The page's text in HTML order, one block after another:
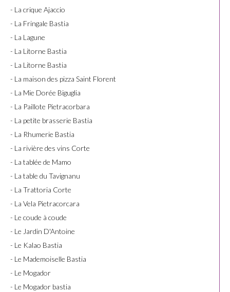
- La crique Ajaccio
- La Fringale Bastia
- La Lagune
- La Litorne Bastia
- La Litorne Bastia
- La maison des pizza Saint Florent
- La Mie Dorée Biguglia
- La Paillote Pietracorbara
- La petite brasserie Bastia
- La Rhumerie Bastia
- La rivière des vins Corte
- La tablée de Mamo
- La table du Tavignanu
- La Trattoria Corte
- La Vela Pietracorcara
- Le coude à coude
- Le Jardin D'Antoine
- Le Kalao Bastia
- Le Mademoiselle Bastia
- Le Mogador
- Le Mogador bastia